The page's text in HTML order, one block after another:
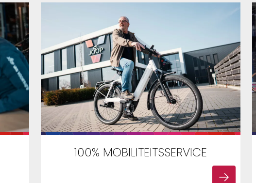
100% MOBILITEITSSERVICE